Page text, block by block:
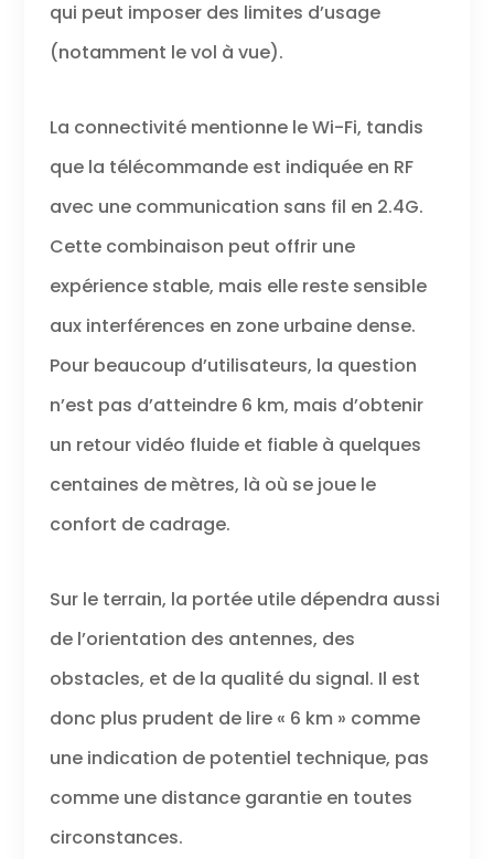
qui peut imposer des limites d’usage
(notamment le vol à vue).
La connectivité mentionne le Wi-Fi, tandis
que la télécommande est indiquée en RF
avec une communication sans fil en 2.4G.
Cette combinaison peut offrir une
expérience stable, mais elle reste sensible
aux interférences en zone urbaine dense.
Pour beaucoup d’utilisateurs, la question
n’est pas d’atteindre 6 km, mais d’obtenir
un retour vidéo fluide et fiable à quelques
centaines de mètres, là où se joue le
confort de cadrage.
Sur le terrain, la portée utile dépendra aussi
de l’orientation des antennes, des
obstacles, et de la qualité du signal. Il est
donc plus prudent de lire « 6 km » comme
une indication de potentiel technique, pas
comme une distance garantie en toutes
circonstances.